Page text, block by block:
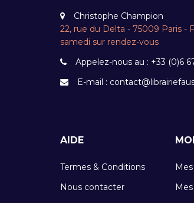
Christophe Champion
22, rue du Delta - 75009 Paris -
samedi sur rendez-vous
Appelez-nous au : +33 (0)6
E-mail :
AIDE
Termes & Conditions
Nous contacter